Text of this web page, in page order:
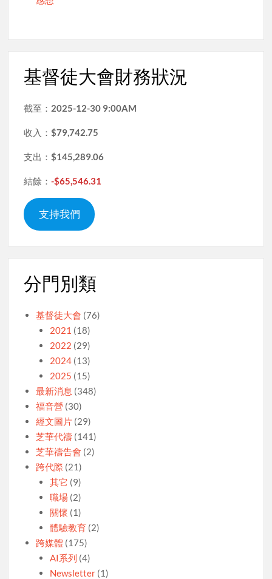
基督徒大會財務狀況
截至： 2025-12-30 9:00AM
收入：$79,742.75
支出：$145,289.06
結餘：-$65,546.31
支持我們
分門別類
基督徒大會 (76)
2021 (18)
2022 (29)
2024(13)
2025 (15)
最新消息 (348)
福音營 (30)
經文圖片 (29)
芝華代禱 (141)
芝華禱告會 (2)
跨代際 (21)
其它 (9)
職場(2)
關懷 (1)
體驗教育(2)
跨媒體 (175)
AI系列 (4)
Newsletter(1)